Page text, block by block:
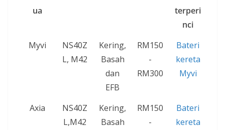
ua
terperi
nci
Myvi
NS40Z
L, M42
Kering,
Basah
dan
EFB
RM150
-
RM300
Bateri
kereta
Myvi
Axia
NS40Z
L,M42
Kering,
Basah
RM150
-
Bateri
kereta